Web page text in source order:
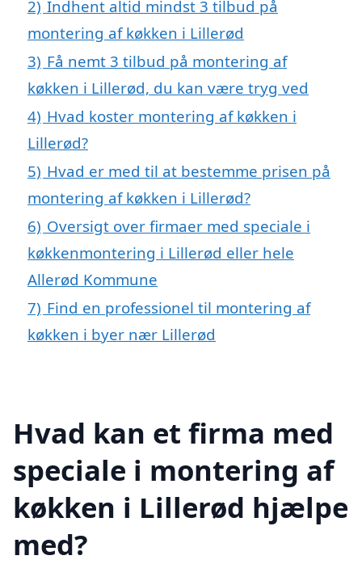
2) Indhent altid mindst 3 tilbud på
montering af køkken i Lillerød
3) Få nemt 3 tilbud på montering af
køkken i Lillerød, du kan være tryg ved
4) Hvad koster montering af køkken i
Lillerød?
5) Hvad er med til at bestemme prisen på
montering af køkken i Lillerød?
6) Oversigt over firmaer med speciale i
køkkenmontering i Lillerød eller hele
Allerød Kommune
7) Find en professionel til montering af
køkken i byer nær Lillerød
Hvad kan et firma med
speciale i montering af
køkken i Lillerød hjælpe
med?